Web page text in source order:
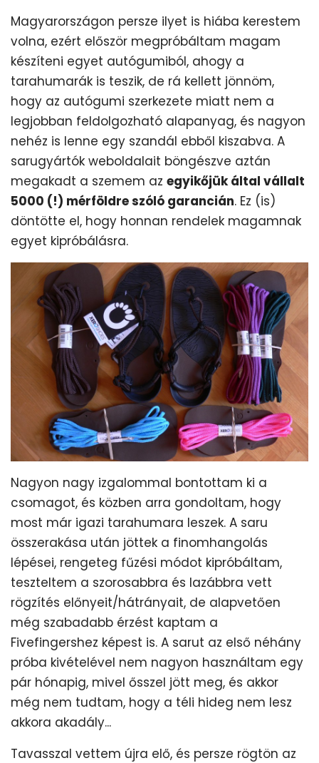
Magyarországon persze ilyet is hiába kerestem
volna, ezért először megpróbáltam magam
készíteni egyet autógumiból, ahogy a
tarahumarák is teszik, de rá kellett jönnöm,
hogy az autógumi szerkezete miatt nem a
legjobban feldolgozható alapanyag, és nagyon
nehéz is lenne egy szandál ebből kiszabva. A
sarugyártók weboldalait böngészve aztán
megakadt a szemem az egyikőjük által vállalt
5000 (!) mérföldre szóló garancián. Ez (is)
döntötte el, hogy honnan rendelek magamnak
egyet kipróbálásra.
Nagyon nagy izgalommal bontottam ki a
csomagot, és közben arra gondoltam, hogy
most már igazi tarahumara leszek. A saru
összerakása után jöttek a finomhangolás
lépései, rengeteg fűzési módot kipróbáltam,
teszteltem a szorosabbra és lazábbra vett
rögzítés előnyeit/hátrányait, de alapvetően
még szabadabb érzést kaptam a
Fivefingershez képest is. A sarut az első néhány
próba kivételével nem nagyon használtam egy
pár hónapig, mivel ősszel jött meg, és akkor
még nem tudtam, hogy a téli hideg nem lesz
akkora akadály...
Tavasszal vettem újra elő, és persze rögtön az